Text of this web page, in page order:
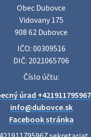
svoje členky, ich rodinných
zájazd na termálne
pomoci
odborné poradenstvo.
pomôžte nájsť riešenie v
rodina a v…
Obec Dubovce
Vidovany 175
908 62 Dubovce
IČO: 00309516
DIČ: 2021065706
Číslo účtu:
úrad +421911795967
info@dubovce.sk
Facebook stránka